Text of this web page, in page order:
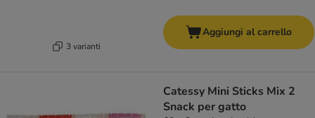
3 varianti
Aggiungi al carrello
Catessy Mini Sticks Mix 2
Snack per gatto